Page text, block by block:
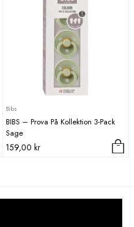
Bibs
BIBS – Prova På Kollektion 3-Pack
Sage
159,00 kr